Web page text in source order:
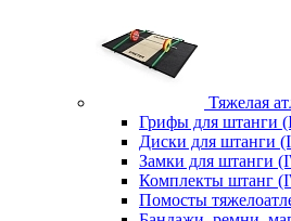
Тяжелая
Грифы для штанги
Диски для штанги
Замки для штанги
Комплекты штанг
Помосты